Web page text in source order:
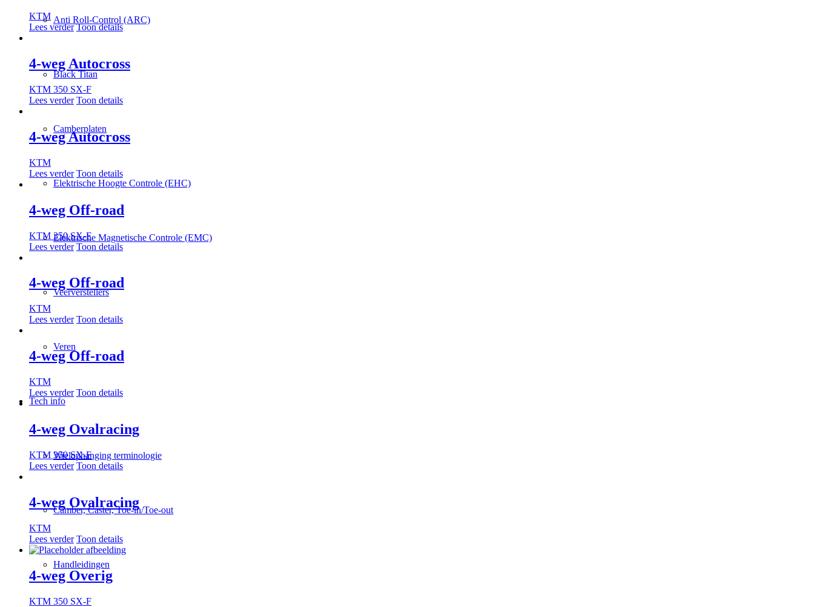
Anti Roll-Control (ARC)
Black Titan
Camberplaten
Elektrische Hoogte Controle (EHC)
Elektrische Magnetische Controle (EMC)
Veerverstellers
Veren
Tech info
Wielophanging terminologie
Camber, Caster, Toe-in/Toe-out
Handleidingen
KTM
Lees verder Toon details
4-weg Autocross
KTM 350 SX-F
Lees verder Toon details
4-weg Autocross
KTM
Lees verder Toon details
4-weg Off-road
KTM 350 SX-F
Lees verder Toon details
4-weg Off-road
KTM
Lees verder Toon details
4-weg Off-road
KTM
Lees verder Toon details
4-weg Ovalracing
KTM 350 SX-F
Lees verder Toon details
4-weg Ovalracing
KTM
Lees verder Toon details
4-weg Overig
KTM 350 SX-F